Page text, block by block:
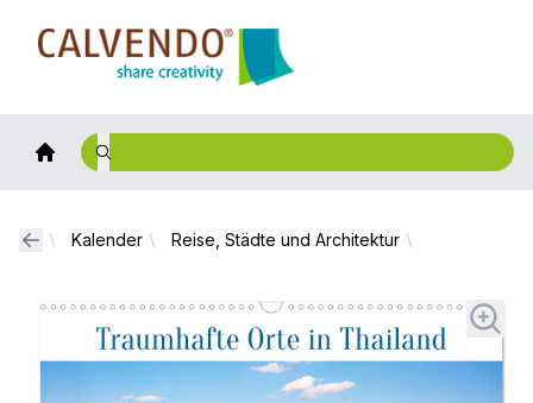
Calvendo
Kalender Reise, Städte und Architektur